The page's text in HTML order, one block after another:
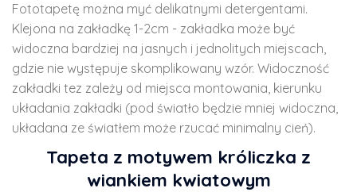
Fototapetę można myć delikatnymi detergentami.
Klejona na zakładkę 1-2cm - zakładka może być
widoczna bardziej na jasnych i jednolitych miejscach,
gdzie nie występuje skomplikowany wzór. Widoczność
zakładki tez zależy od miejsca montowania, kierunku
układania zakładki (pod światło będzie mniej widoczna,
układana ze światłem może rzucać minimalny cień).
Tapeta z motywem króliczka z
wiankiem kwiatowym